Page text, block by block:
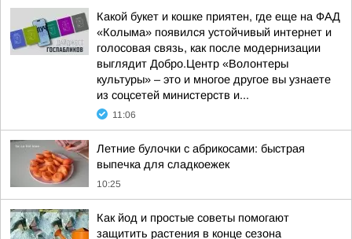
Какой букет и кошке приятен, где еще на ФАД
«Колыма» появился устойчивый интернет и
голосовая связь, как после модернизации
выглядит Добро.Центр «Волонтеры
культуры» – это и многое другое вы узнаете
из соцсетей министерств и...
11:06
Летние булочки с абрикосами: быстрая
выпечка для сладкоежек
10:25
Как йод и простые советы помогают
защитить растения в конце сезона